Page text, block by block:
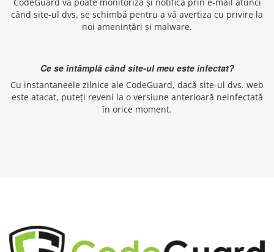
CodeGuard vă poate monitoriza și notifica prin e-mail atunci
când site-ul dvs. se schimbă pentru a vă avertiza cu privire la
noi amenințări și malware.
Ce se întâmplă când site-ul meu este infectat?
Cu instantaneele zilnice ale CodeGuard, dacă site-ul dvs. web
este atacat, puteți reveni la o versiune anterioară neinfectată
în orice moment.